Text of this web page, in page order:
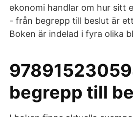
ekonomi handlar om hur sitt
- från begrepp till beslut är
Boken är indelad i fyra olika
begrepp till